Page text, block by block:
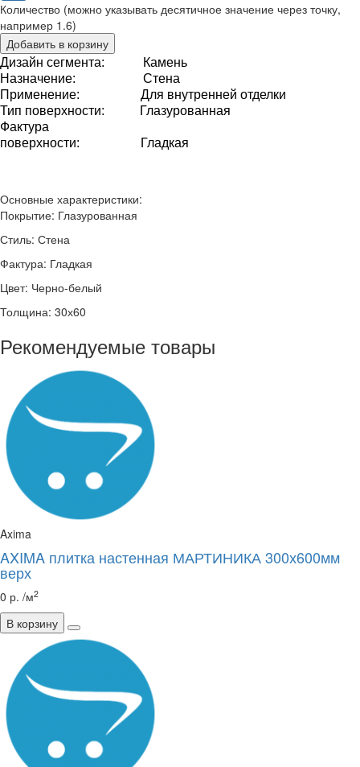
Количество (можно указывать десятичное значение через точку,
например 1.6)
Добавить в корзину
Дизайн сегмента: Камень
Назначение: Стена
Применение: Для внутренней отделки
Тип поверхности: Глазурованная
Фактура
поверхности: Гладкая
Основные характеристики:
Покрытие: Глазурованная
Стиль: Стена
Фактура: Гладкая
Цвет: Черно-белый
Толщина: 30х60
Рекомендуемые товары
Axima
AXIMA плитка настенная МАРТИНИКА 300х600мм
верх
0 р. /м2
В корзину